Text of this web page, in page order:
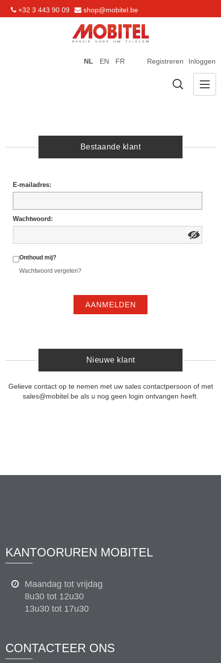
+32 3 443 90 09 shop@mobitel.be
Registreren Inloggen
NL EN FR
Bestaande klant
E-mailadres:
Wachtwoord:
Onthoud mij?
Wachtwoord vergeten?
AANMELDEN
Nieuwe klant
Gelieve contact op te nemen met uw sales contactpersoon of met
sales@mobitel.be als u nog geen login ontvangen heeft.
KANTOORUREN MOBITEL
Maandag tot vrijdag
8u30 tot 12u30
13u30 tot 17u30
CONTACTEER ONS